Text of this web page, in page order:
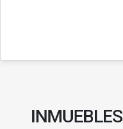
INMUEBLES